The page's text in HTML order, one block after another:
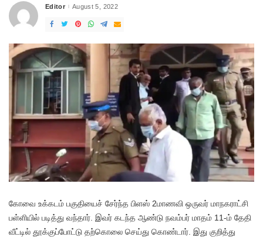
Posted
Editor August 5, 2022
கோவை உக்கடம் பகுதியைச் சேர்ந்த பிளஸ் 2மாணவி ஒருவர் மாநகராட்சி
பள்ளியில் படித்து வந்தார். இவர் கடந்த ஆண்டு நவம்பர் மாதம் 11-ம் தேதி
வீட்டில் தூக்குப்போட்டு தற்கொலை செய்து கொண்டார். இது குறித்து